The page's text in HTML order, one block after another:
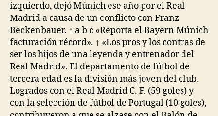
izquierdo, dejó Múnich ese año por el Real
Madrid a causa de un conflicto con Franz
Beckenbauer. ↑ a b c «Reporta el Bayern Múnich
facturación récord». ↑ «Los pros y los contras de
ser los hijos de una leyenda y entrenador del
Real Madrid». El departamento de fútbol de
tercera edad es la división más joven del club.
Logrados con el Real Madrid C. F. (59 goles) y
con la selección de fútbol de Portugal (10 goles),